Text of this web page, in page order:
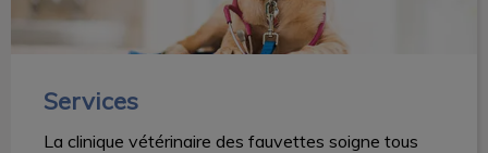
Services
La clinique vétérinaire des fauvettes soigne tous